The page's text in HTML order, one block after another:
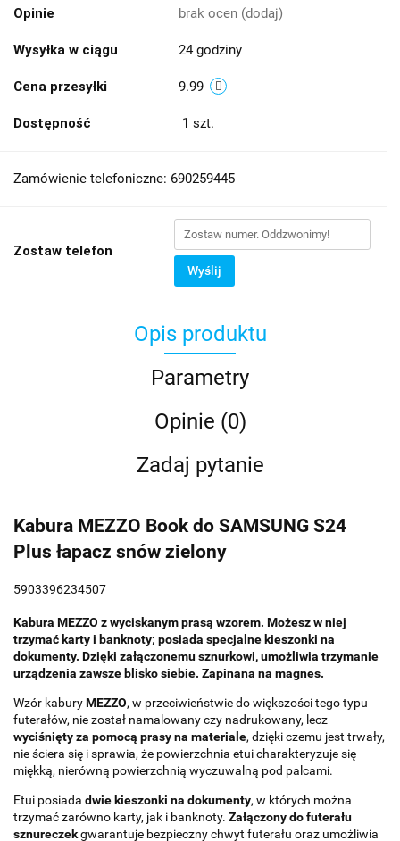
Opinie brak ocen (dodaj)
Wysyłka w ciągu 24 godziny
Cena przesyłki 9.99
Dostępność 1 szt.
Zamówienie telefoniczne: 690259445
Zostaw telefon
Wyślij
Opis produktu
Parametry
Opinie (0)
Zadaj pytanie
Kabura MEZZO Book do SAMSUNG S24
Plus łapacz snów zielony
5903396234507
Kabura MEZZO z wyciskanym prasą wzorem. Możesz w niej
trzymać karty i banknoty; posiada specjalne kieszonki na
dokumenty. Dzięki załączonemu sznurkowi, umożliwia trzymanie
urządzenia zawsze blisko siebie. Zapinana na magnes.
Wzór kaburyMEZZO, w przeciwieństwie do większości tego typu
futerałów, nie został namalowany czy nadrukowany, lecz
wyciśnięty za pomocą prasy na materiale, dzięki czemu jest trwały,
nie ściera się i sprawia, że powierzchnia etui charakteryzuje się
miękką, nierówną powierzchnią wyczuwalną pod palcami.
Etui posiada dwie kieszonki na dokumenty, w których można
trzymać zarówno karty, jak i banknoty. Załączony do futerału
sznureczekgwarantuje bezpieczny chwyt futerału oraz umożliwia